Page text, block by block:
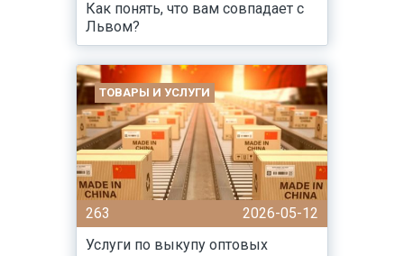
Как понять, что вам совпадает с
Львом?
ТОВАРЫ И УСЛУГИ
263
2026-05-12
Услуги по выкупу оптовых